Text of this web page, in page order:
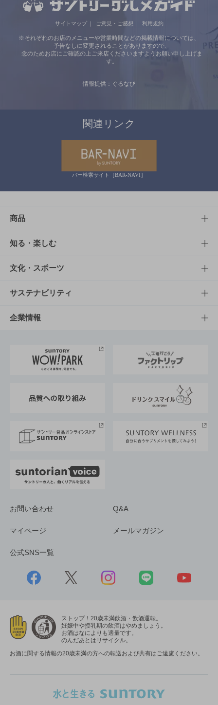
サイトマップ ご意見・ご感想 利用規約
※それぞれのお店のメニューや営業時間などの掲載情報については、
予告なしに変更されることがありますので、
念のためお店にご確認の上ご来店くださいますようお願い申し上げま
す。
情報提供：ぐるなび
関連リンク
バー検索サイト［BAR-NAVI］
商品
商品TOP
商品一覧
商品発売情報
栄養成分一覧
知る・楽しむ
知る・楽しむTOP
キャンペーン
工場見学
地域情報
文化・スポーツ
文化・スポーツTOP
サントリーホール
サントリーサンバーズ大阪
サステナビリティ
サステナビリティTOP
サントリーが考えるサステナビリティ経営
企業情報
企業概要
採用情報
お問い合わせ Q&A
マイページ メールマガジン
公式SNS一覧
ストップ！20歳未満飲酒・飲酒運転。
妊娠中や授乳期の飲酒はやめましょう。
お酒はなによりも適量です。
のんだあとはリサイクル。
お酒に関する情報の20歳未満の方への転送および共有はご遠慮ください。